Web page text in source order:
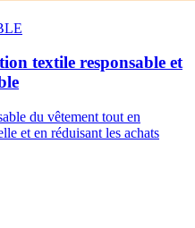
textile responsable et
du vêtement tout en
et en réduisant les achats